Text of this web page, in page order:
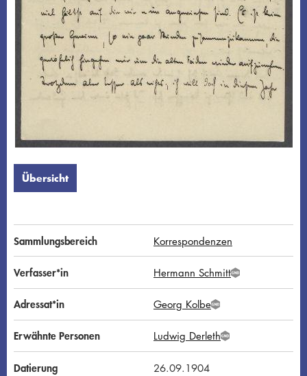
Übersicht
Sammlungsbereich Korrespondenzen
Verfasser*in Hermann SchmittG
N
Adressat*in Georg KolbeG
N
D
Erwähnte Personen Ludwig DerlethG
N
Datierung 26.09.1904